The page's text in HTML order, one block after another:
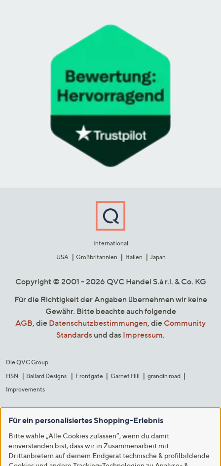
International
USA
Großbritannien Italien Japan
Copyright © 2001 - 2026 QVC Handel S.à r.l. & Co. KG
Für die Richtigkeit der Angaben übernehmen wir keine
Gewähr. Bitte beachte auch folgende
AGB, die Datenschutzbestimmungen, die Community
Standards und das Impressum.
Die QVC Group
HSN
Ballard Designs Frontgate Garnet Hill
grandin road
Improvements
Für ein personalisiertes Shopping-Erlebnis
Bitte wähle „Alle Cookies zulassen“, wenn du damit
einverstanden bist, dass wir in Zusammenarbeit mit
Drittanbietern auf deinem Endgerät technische & profilbildende